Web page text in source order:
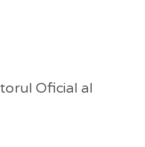
Oficial al